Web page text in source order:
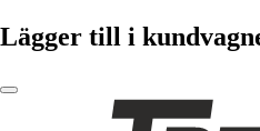
Lägger till i